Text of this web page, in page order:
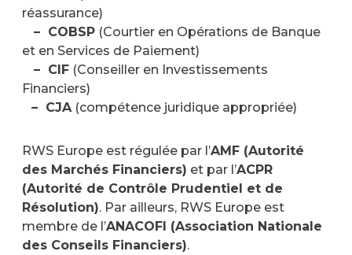
réassurance)
– COBSP (Courtier en Opérations de Banque
et en Services de Paiement)
– CIF (Conseiller en Investissements
Financiers)
– CJA (compétence juridique appropriée)
RWS Europe est régulée par l’AMF (Autorité
des Marchés Financiers) et par l’ACPR
(Autorité de Contrôle Prudentiel et de
Résolution). Par ailleurs, RWS Europe est
membre de l’ANACOFI (Association Nationale
des Conseils Financiers).